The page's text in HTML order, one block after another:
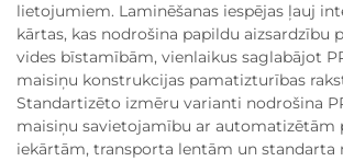
lietojumiem. Laminēšanas iespējas ļauj
kārtas, kas nodrošina papildu aizsardzību
vides bīstamībām, vienlaikus saglabājot
maisiņu konstrukcijas pamatizturības
Standartizēto izmēru varianti nodrošina
maisiņu savietojamību ar automatizētām
iekārtām, transporta lentām un standarta